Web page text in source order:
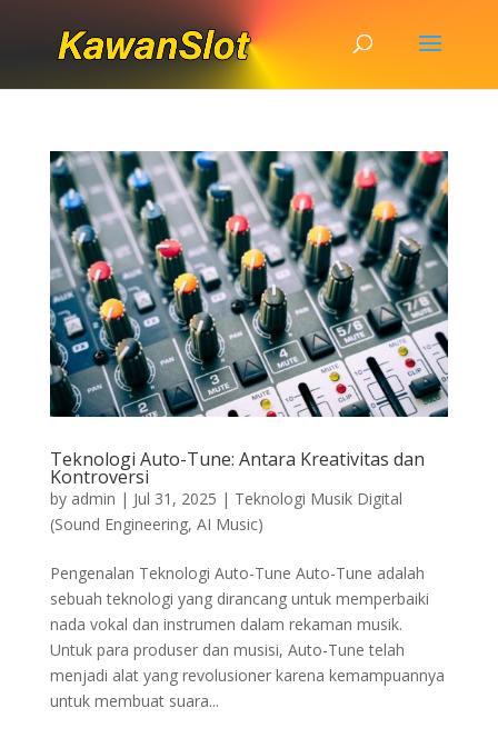
Teknologi Auto-Tune: Antara Kreativitas dan
Kontroversi
by admin | Jul 31, 2025 | Teknologi Musik Digital
(Sound Engineering, AI Music)
Pengenalan Teknologi Auto-Tune Auto-Tune adalah
sebuah teknologi yang dirancang untuk memperbaiki
nada vokal dan instrumen dalam rekaman musik.
Untuk para produser dan musisi, Auto-Tune telah
menjadi alat yang revolusioner karena kemampuannya
untuk membuat suara...